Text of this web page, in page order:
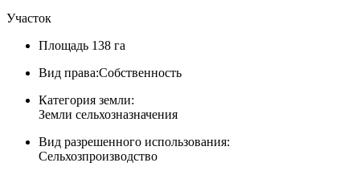
Участок
Площадь 138 га
Вид права:Собственность
Категория земли:
Земли сельхозназначения
Вид разрешенного использования:
Сельхозпроизводство